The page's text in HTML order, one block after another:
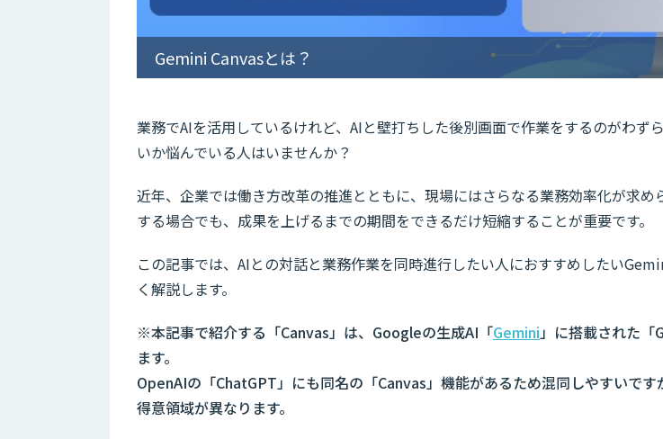
Gemini Canvasとは？
業務でAIを活用しているけれど、AIと壁打ちした後別画面で作業をするのがわず
いか悩んでいる人はいませんか？
近年、企業では働き方改革の推進とともに、現場にはさらなる業務効率化が求め
する場合でも、成果を上げるまでの期間をできるだけ短縮することが重要です。
この記事では、AIとの対話と業務作業を同時進行したい人におすすめしたい
く解説します。
※本記事で紹介する「Canvas」は、Googleの生成AI「Gemini」に搭載された「
ます。
OpenAIの「ChatGPT」にも同名の「Canvas」機能があるため混同しやすいです
得意領域が異なります。